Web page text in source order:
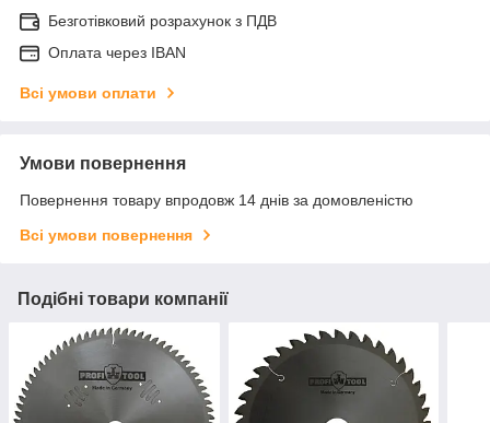
Безготівковий розрахунок з ПДВ
Оплата через IBAN
Всі умови оплати
Умови повернення
Повернення товару впродовж 14 днів за домовленістю
Всі умови повернення
Подібні товари компанії